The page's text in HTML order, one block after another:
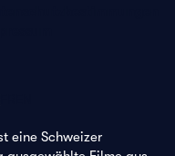
eine Schweizer